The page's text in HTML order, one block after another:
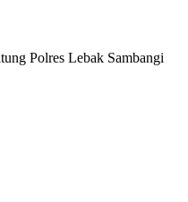
Polres Lebak Sambangi